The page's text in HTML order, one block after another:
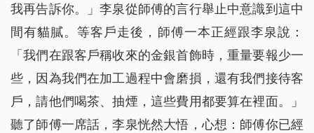
我再告訴你。」李泉從師傅的言行舉止中意識到這中
間有貓膩。等客戶走後，師傅一本正經跟李泉說：
「我們在跟客戶稱收來的金銀首飾時，重量要報少一
些，因為我們在加工過程中會磨損，還有我們接待客
戶，請他們喝茶、抽煙，這些費用都要算在裡面。」
聽了師傅一席話，李泉恍然大悟，心想：師傅你已經